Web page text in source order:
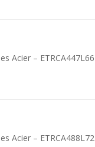
Acier – ETRCA447L66
Acier – ETRCA488L72